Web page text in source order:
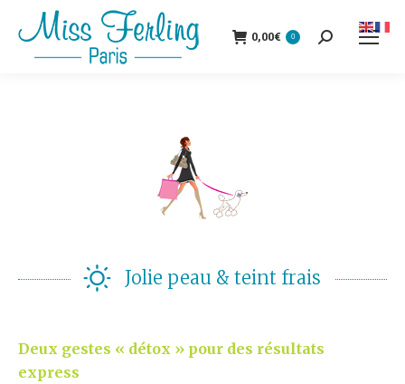
0,00€ 0
Recherche
Jolie peau & teint frais
Deux gestes « détox » pour des résultats
express